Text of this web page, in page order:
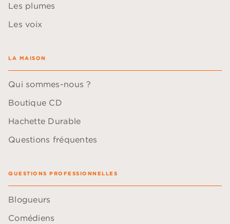
Les plumes
Les voix
LA MAISON
Qui sommes-nous ?
Boutique CD
Hachette Durable
Questions fréquentes
QUESTIONS PROFESSIONNELLES
Blogueurs
Comédiens